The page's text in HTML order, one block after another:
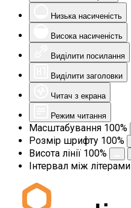
Низька насиченість
Висока насиченість
Виділити посилання
Виділити заголовки
Читач з екрана
Режим читання
Масштабування 100%
Розмір шрифту 100%
Висота лінії 100%
Інтервал між літерами